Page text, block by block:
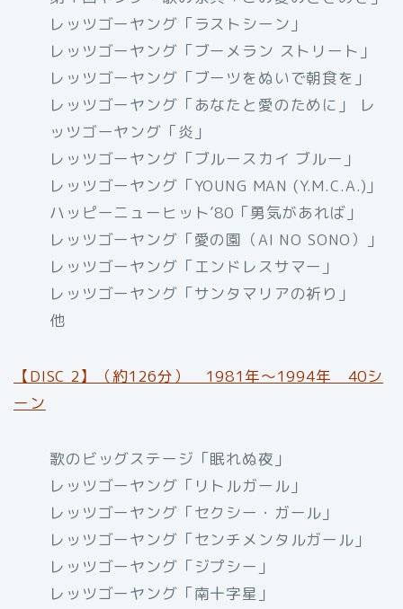
レッツゴーヤング「ラストシーン」
レッツゴーヤング「ブーメラン ストリート」
レッツゴーヤング「ブーツをぬいで朝食を」
レッツゴーヤング「あなたと愛のために」 レ
ッツゴーヤング「炎」
レッツゴーヤング「ブルースカイ ブルー」
レッツゴーヤング「YOUNG MAN (Y.M.C.A.)」
ハッピーニューヒット’80「勇気があれば」
レッツゴーヤング「愛の園（AI NO SONO）」
レッツゴーヤング「エンドレスサマー」
レッツゴーヤング「サンタマリアの祈り」
他
【DISC 2】（約126分） 1981年～1994年 40シ
ーン
歌のビッグステージ「眠れぬ夜」
レッツゴーヤング「リトルガール」
レッツゴーヤング「セクシー・ガール」
レッツゴーヤング「センチメンタルガール」
レッツゴーヤング「ジプシー」
レッツゴーヤング「南十字星」